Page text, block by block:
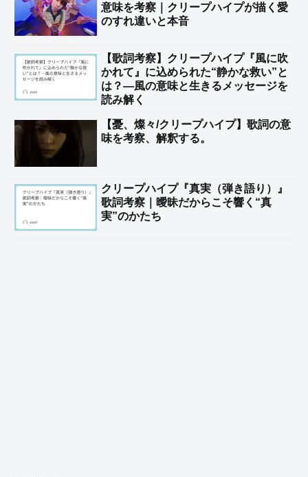
意味を考察｜クリープハイプが描く愛
のすれ違いと本音
【歌詞考察】クリープハイプ『風に吹
かれて』に込められた“静かな救い”と
は？―風の意味と生きるメッセージを
読み解く
【憂、燦々/クリープハイプ】歌詞の意
味を考察、解釈する。
クリープハイプ『真実（弾き語り）』
歌詞考察｜曖昧だからこそ響く“真
実”のかたち